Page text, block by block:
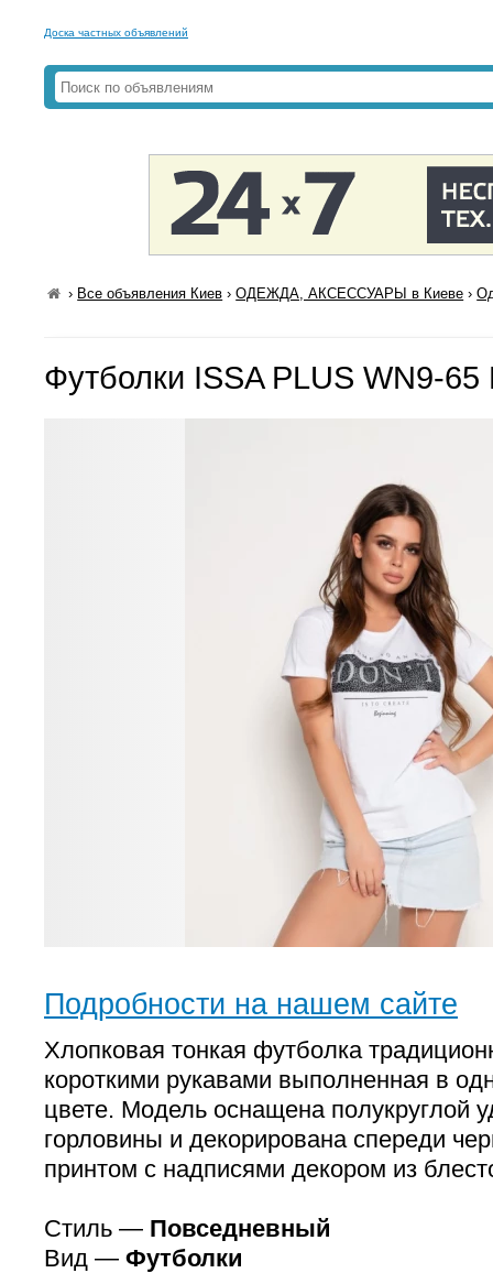
Доска частных объявлений
› Все объявления Киев ›ОДЕЖДА, АКСЕССУАРЫ в Киеве ›
Футболки ISSA PLUS WN9-
Подробности на нашем сайте
Хлопковая тонкая футболка
короткими рукавами выполненная в
цвете. Модель оснащена полукруглой
горловины и декорирована спереди
принтом с надписями декором из
Стиль — Повседневный
Вид — Футболки